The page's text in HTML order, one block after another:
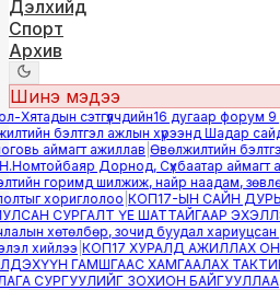
Дэлхийд
Спорт
Архив
Шинэ мэдээ
сэтгүүлчдийн16 дугаар форум 9
бэлтгэл ажлын хүрээнд Шадар
аймагт ажиллав|Өвөлжилтийн
Дорнод, Сүхбаатар аймагт
горимд шилжиж, найр наадам,
хориглолоо|КОП17-ЫН САЙН
СУРГАЛТ ҮЕ ШАТТАЙГААР
хөтөлбөр, зочид буудал хариуцсан
хийлээ|КОП17 ХУРАЛД АЖИЛЛАХ
ГАМШГААС ХАМГААЛАХ
СУРГУУЛИЙГ ЗОХИОН БАЙГУУЛЛАА|